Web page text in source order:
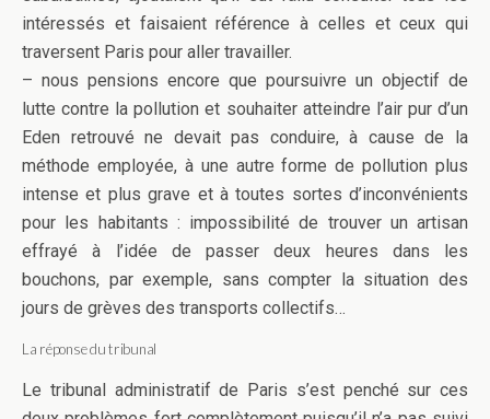
intéressés et faisaient référence à celles et ceux qui
traversent Paris pour aller travailler.
– nous pensions encore que poursuivre un objectif de
lutte contre la pollution et souhaiter atteindre l’air pur d’un
Eden retrouvé ne devait pas conduire, à cause de la
méthode employée, à une autre forme de pollution plus
intense et plus grave et à toutes sortes d’inconvénients
pour les habitants : impossibilité de trouver un artisan
effrayé à l’idée de passer deux heures dans les
bouchons, par exemple, sans compter la situation des
jours de grèves des transports collectifs…
La réponse du tribunal
Le tribunal administratif de Paris s’est penché sur ces